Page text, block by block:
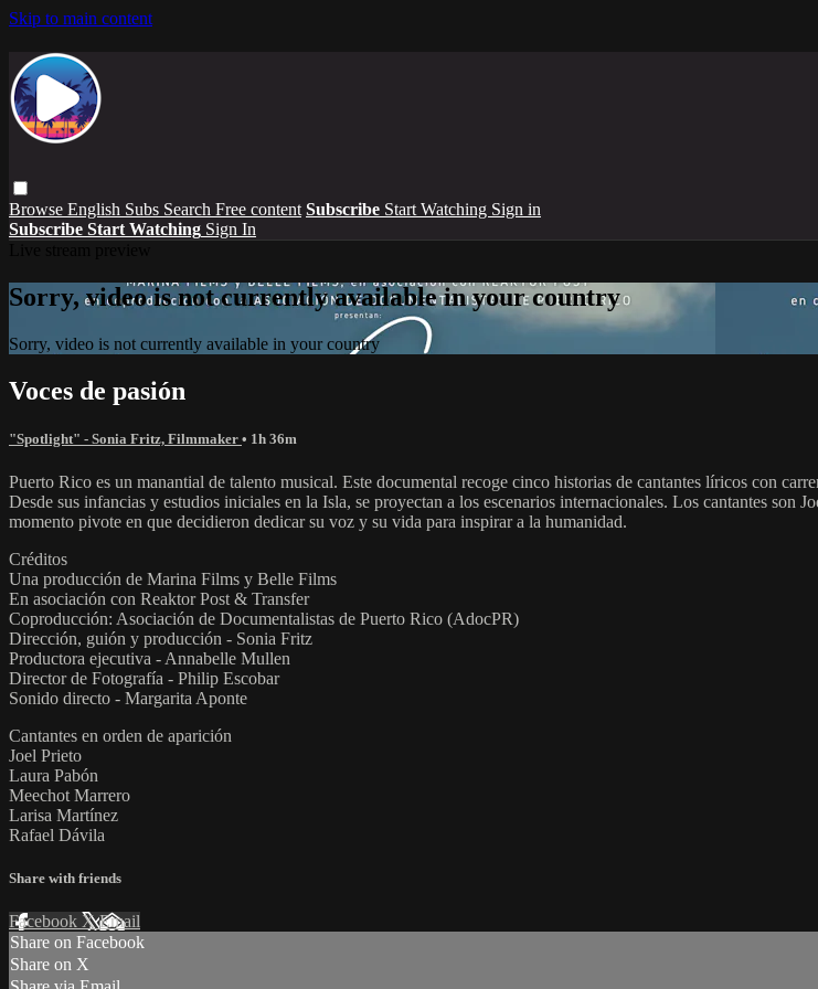
Skip to main content
Browse English Subs Search Free content Subscribe Start Watching Sign in
Subscribe Start Watching Sign In
Sorry, video is not currently available in your country
Sorry, video is not currently available in your country
Voces de pasión
"Spotlight" - Sonia Fritz, Filmmaker • 1h 36m
Puerto Rico es un manantial de talento musical. Este documental recoge cinco historias de cantantes líricos con
Desde sus infancias y estudios iniciales en la Isla, se proyectan a los escenarios internacionales. Los cantantes
momento pivote en que decidieron dedicar su voz y su vida para inspirar a la humanidad.
Créditos
Una producción de Marina Films y Belle Films
En asociación con Reaktor Post & Transfer
Coproducción: Asociación de Documentalistas de Puerto Rico (AdocPR)
Dirección, guión y producción - Sonia Fritz
Productora ejecutiva - Annabelle Mullen
Director de Fotografía - Philip Escobar
Sonido directo - Margarita Aponte
Cantantes en orden de aparición
Joel Prieto
Laura Pabón
Meechot Marrero
Larisa Martínez
Rafael Dávila
Share with friends
Facebook XEmail
Share on Facebook
Share on X